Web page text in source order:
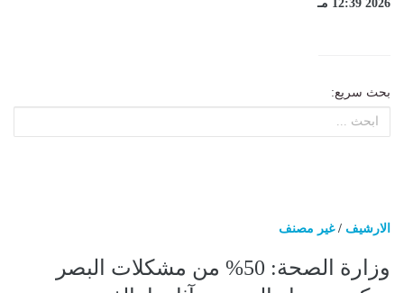
2026 12:39 مـ
بحث سريع:
الارشيف /غير مصنف
وزارة الصحة: 50% من مشكلات البصر